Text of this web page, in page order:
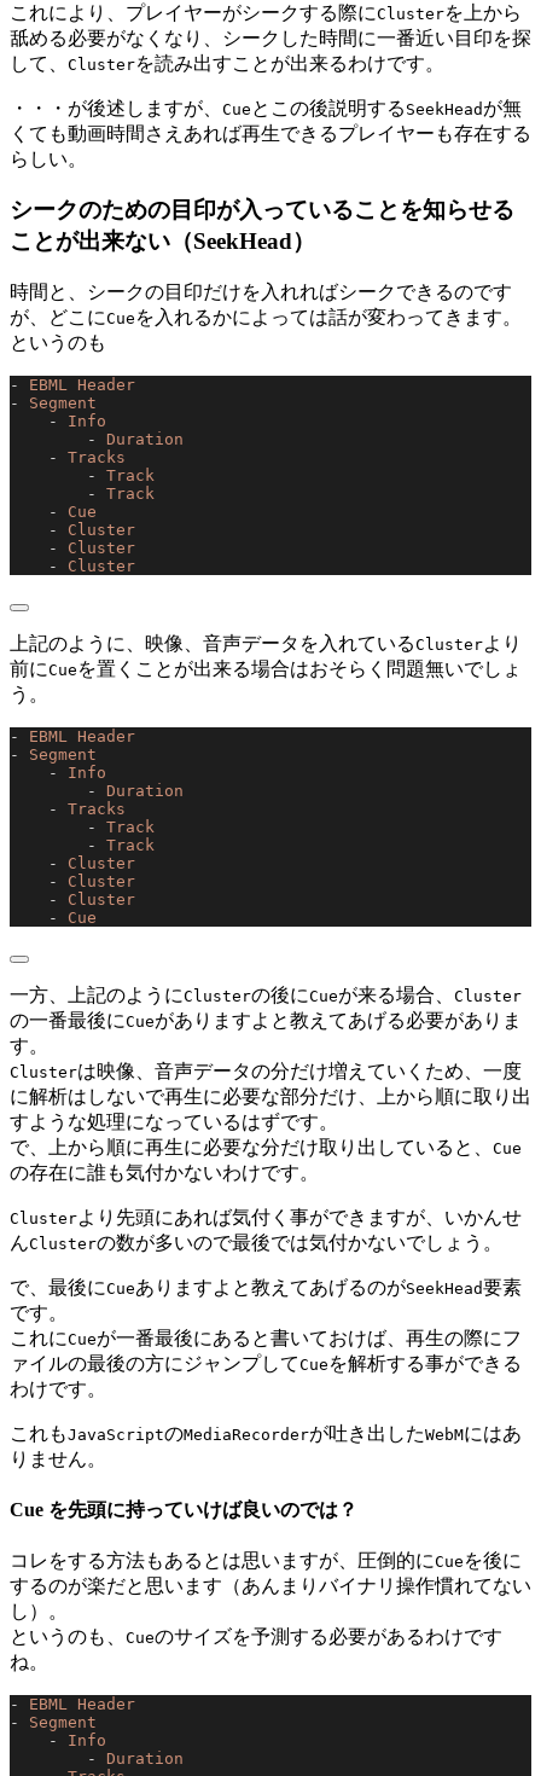
これにより、プレイヤーがシークする際にClusterを上から
舐める必要がなくなり、シークした時間に一番近い目印を探
して、 Clusterを読み出すことが出来るわけです。
・・・が後述しますが、 Cue とこの後説明する SeekHead が無
くても動画時間さえあれば再生できるプレイヤーも存在する
らしい。
シークのための目印が入っていることを知らせる
ことが出来ない（SeekHead）
時間と、シークの目印だけを入れればシークできるのです
が、どこにCue を入れるかによっては話が変わってきます。
というのも
- EBML Header
- Segment
    -
Info
        -
Duration
    -
Tracks
        -
Track
        -
Track
    -
Cue
    -
Cluster
    -
Cluster
    -
Cluster
上記のように、映像、音声データを入れているClusterより
前にCue を置くことが出来る場合はおそらく問題無いでしょ
う。
- EBML Header
- Segment
    -
Info
        -
Duration
    -
Tracks
        -
Track
        -
Track
    -
Cluster
    -
Cluster
    -
Cluster
    -
Cue
一方、上記のようにClusterの後にCueが来る場合、 Cluster
の一番最後にCueがありますよと教えてあげる必要がありま
す。
Clusterは映像、音声データの分だけ増えていくため、一度
に解析はしないで再生に必要な部分だけ、上から順に取り出
すような処理になっているはずです。
で、上から順に再生に必要な分だけ取り出していると、 Cue
の存在に誰も気付かないわけです。
Clusterより先頭にあれば気付く事ができますが、いかんせ
んClusterの数が多いので最後では気付かないでしょう。
で、最後にCueありますよと教えてあげるのがSeekHead要素
です。
これにCueが一番最後にあると書いておけば、再生の際にフ
ァイルの最後の方にジャンプしてCue を解析する事ができる
わけです。
これもJavaScriptのMediaRecorderが吐き出したWebMにはあ
りません。
Cue を先頭に持っていけば良いのでは？
コレをする方法もあるとは思いますが、圧倒的にCue を後に
するのが楽だと思います（あんまりバイナリ操作慣れてない
し）。
というのも、 Cueのサイズを予測する必要があるわけです
ね。
- EBML Header
- Segment
    -
Info
        -
Duration